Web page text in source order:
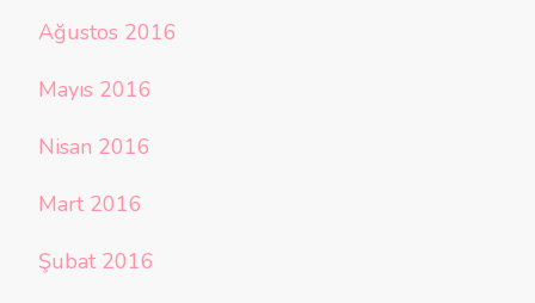
Ağustos 2016
Mayıs 2016
Nisan 2016
Mart 2016
Şubat 2016